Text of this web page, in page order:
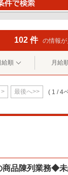
102 件 の情報
給順 月給
> 最後へ>> ( 1 / 4
品陳列業務◆